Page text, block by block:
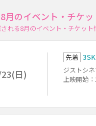
月のイベント・チケッ
れる8月のイベント・チケッ
日)
先着
ジストシ
上映開始